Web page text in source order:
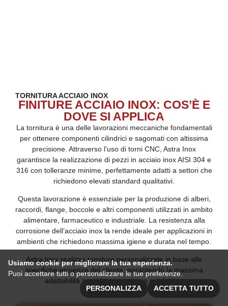
TORNITURA ACCIAIO INOX
FINITURE ACCIAIO INOX: COS’È E
DOVE SI APPLICA
La tornitura è una delle lavorazioni meccaniche fondamentali
per ottenere componenti cilindrici e sagomati con altissima
precisione. Attraverso l’uso di torni CNC, Astra Inox
garantisce la realizzazione di pezzi in acciaio inox AISI 304 e
316 con tolleranze minime, perfettamente adatti a settori che
richiedono elevati standard qualitativi.
Questa lavorazione è essenziale per la produzione di alberi,
raccordi, flange, boccole e altri componenti utilizzati in ambito
alimentare, farmaceutico e industriale. La resistenza alla
corrosione dell’acciaio inox la rende ideale per applicazioni in
ambienti che richiedono massima igiene e durata nel tempo.
Astra Inox realizza torniture personalizzate in base alle
specifiche esigenze del cliente, garantendo la massima
adattabilità a qualsiasi processo produttivo.
Usiamo cookie per migliorare la tua esperienza.
Puoi accettare tutti o personalizzare le tue preferenze.
PERSONALIZZA
ACCETTA TUTTO